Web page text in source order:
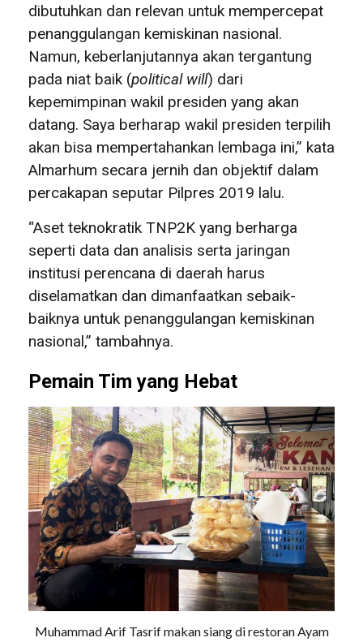
dibutuhkan dan relevan untuk mempercepat
penanggulangan kemiskinan nasional.
Namun, keberlanjutannya akan tergantung
pada niat baik (political will) dari
kepemimpinan wakil presiden yang akan
datang. Saya berharap wakil presiden terpilih
akan bisa mempertahankan lembaga ini,” kata
Almarhum secara jernih dan objektif dalam
percakapan seputar Pilpres 2019 lalu.
“Aset teknokratik TNP2K yang berharga
seperti data dan analisis serta jaringan
institusi perencana di daerah harus
diselamatkan dan dimanfaatkan sebaik-
baiknya untuk penanggulangan kemiskinan
nasional,” tambahnya.
Pemain Tim yang Hebat
Muhammad Arif Tasrif makan siang di restoran Ayam